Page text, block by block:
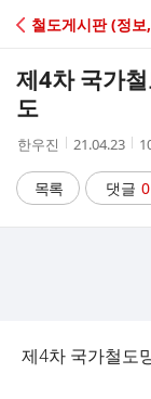
C
A
철도게시판 (정
제4차 국가
도
작
자
한우진
작
시
간
21.04.23
조
수
목록 댓글 0
제4차 국가철도